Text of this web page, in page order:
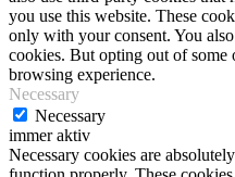
you use this website. These
only with your consent. You
cookies. But opting out of some
browsing experience.
Necessary
Necessary
immer aktiv
Necessary cookies are